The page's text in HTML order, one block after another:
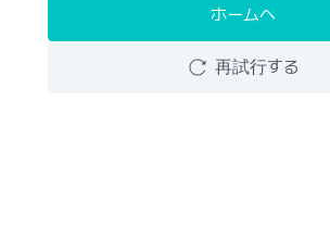
ホームへ
再試行する